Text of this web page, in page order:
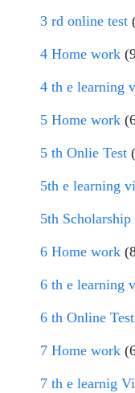
3 rd online test
4 Home work
4 th e learning
5 Home work
5 th Onlie Test
5th e learning
5th Scholarship
6 Home work
6 th e learning
6 th Online Test
7 Home work
7 th e learnig